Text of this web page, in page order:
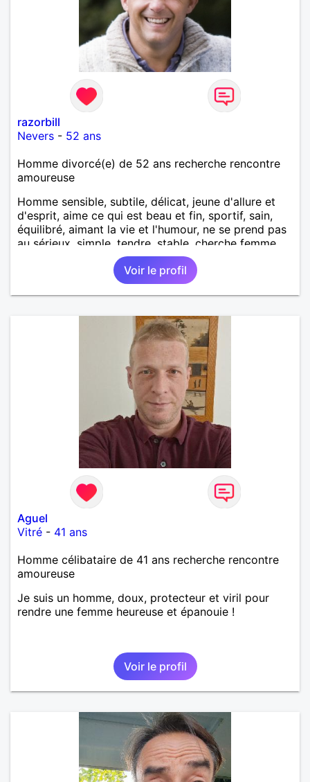
razorbill
Nevers - 52 ans
Homme divorcé(e) de 52 ans recherche rencontre
amoureuse
Homme sensible, subtile, délicat, jeune d'allure et
d'esprit, aime ce qui est beau et fin, sportif, sain,
équilibré, aimant la vie et l'humour, ne se prend pas
au sérieux, simple, tendre, stable, cherche femme
sensuelle, intelligente et gaie.
Voir le profil
Aguel
Vitré - 41 ans
Homme célibataire de 41 ans recherche rencontre
amoureuse
Je suis un homme, doux, protecteur et viril pour
rendre une femme heureuse et épanouie !
Voir le profil